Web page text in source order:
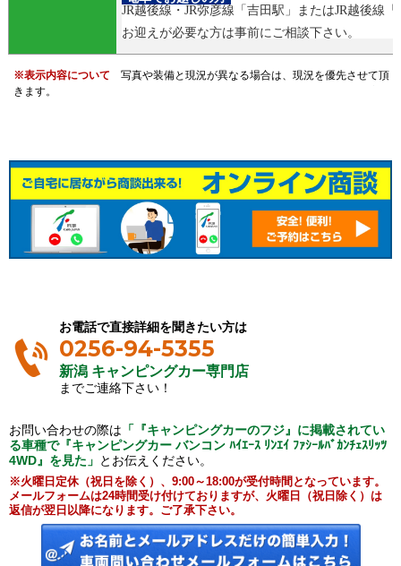
JR越後線・JR弥彦線「吉田駅」またはJR越後線
お迎えが必要な方は事前にご相談下さい。
※表示内容について
写真や装備と現況が異なる場合は、現況を優先させて頂
きます。
お電話で直接詳細を聞きたい方は
0256-94-5355
新潟 キャンピングカー専門店
までご連絡下さい！
お問い合わせの際は 「『キャンピングカーのフジ』に掲載されてい
る車種で『キャンピングカー バンコン ﾊｲｴｰｽ ﾘﾝｴｲ ﾌｧｼｰﾙﾊﾞｶﾝﾁｪｽﾘｯﾂ
4WD』を見た」 とお伝えください。
※火曜日定休（祝日を除く）、9:00～18:00が受付時間となっています。
メールフォームは24時間受け付けておりますが、火曜日（祝日除く）は
返信が翌日以降になります。ご了承下さい。